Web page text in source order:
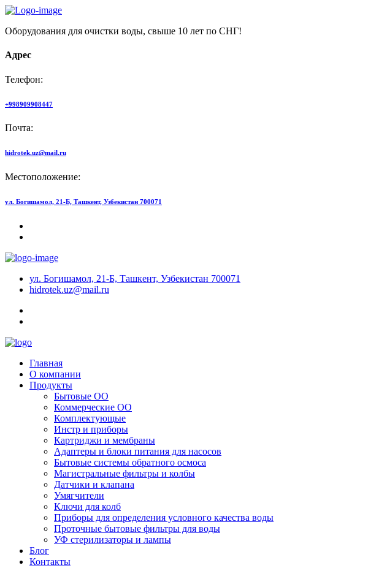
Оборудования для очистки воды, свыше 10 лет по СНГ!
Адрес
Телефон:
+998909908447
Почта:
hidrotek.uz@mail.ru
Местоположение:
ул. Богишамол, 21-Б, Ташкент, Узбекистан 700071
ул. Богишамол, 21-Б, Ташкент, Узбекистан 700071
hidrotek.uz@mail.ru
Главная
О компании
Продукты
Бытовые ОО
Коммерческие ОО
Комплектующые
Инстр и приборы
Картриджи и мембраны
Адаптеры и блоки питания для насосов
Бытовые системы обратного осмоса
Магистральные фильтры и колбы
Датчики и клапана
Умягчители
Ключи для колб
Приборы для определения условного качества воды
Проточные бытовые фильтры для воды
УФ стерилизаторы и лампы
Блог
Контакты